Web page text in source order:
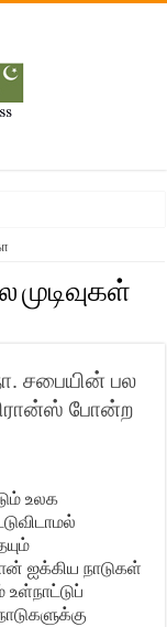
by Karima Hamdan
pandemic
Hajj Agents By
முடிவுகள்
சபையின் பல
போன்ற
உலக
ஐக்கிய நாடுகள்